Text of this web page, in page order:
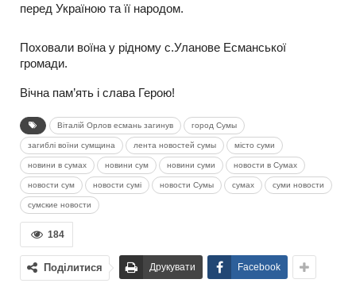
перед Україною та її народом.
Поховали воїна у рідному с.Уланове Есманської
громади.
Вічна пам’ять і слава Герою!
Віталій Орлов есмань загинув город Сумы
загиблі воїни сумщина лента новостей сумы місто суми
новини в сумах новини сум новини суми новости в Сумах
новости сум новости сумі новости Сумы сумах суми новости
сумские новости
184
Поділитися Друкувати Facebook